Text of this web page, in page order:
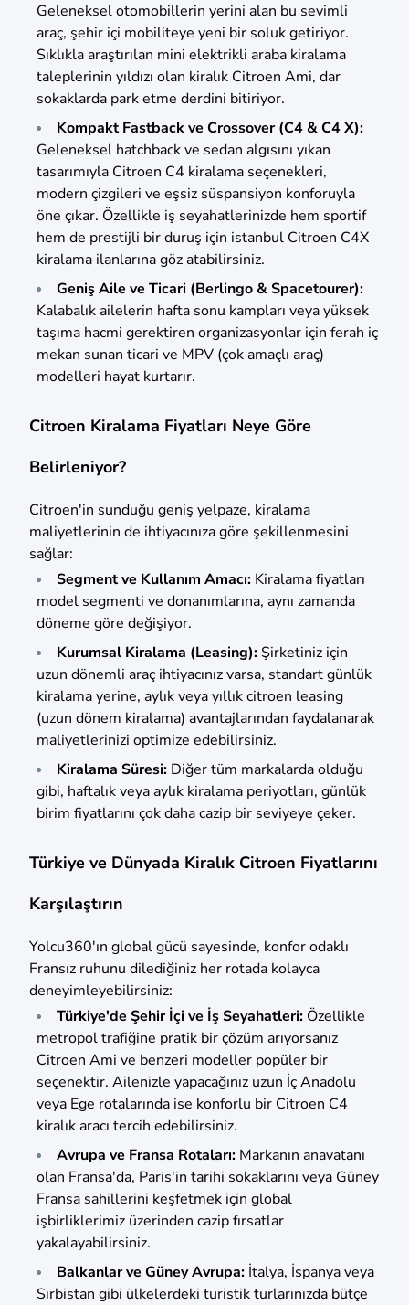
Geleneksel otomobillerin yerini alan bu sevimli
araç, şehir içi mobiliteye yeni bir soluk getiriyor.
Sıklıkla araştırılan mini elektrikli araba kiralama
taleplerinin yıldızı olan kiralık Citroen Ami, dar
sokaklarda park etme derdini bitiriyor.
Kompakt Fastback ve Crossover (C4 & C4 X):
Geleneksel hatchback ve sedan algısını yıkan
tasarımıyla Citroen C4 kiralama seçenekleri,
modern çizgileri ve eşsiz süspansiyon konforuyla
öne çıkar. Özellikle iş seyahatlerinizde hem sportif
hem de prestijli bir duruş için istanbul Citroen C4X
kiralama ilanlarına göz atabilirsiniz.
Geniş Aile ve Ticari (Berlingo & Spacetourer):
Kalabalık ailelerin hafta sonu kampları veya yüksek
taşıma hacmi gerektiren organizasyonlar için ferah iç
mekan sunan ticari ve MPV (çok amaçlı araç)
modelleri hayat kurtarır.
Citroen Kiralama Fiyatları Neye Göre
Belirleniyor?
Citroen'in sunduğu geniş yelpaze, kiralama
maliyetlerinin de ihtiyacınıza göre şekillenmesini
sağlar:
Segment ve Kullanım Amacı: Kiralama fiyatları
model segmenti ve donanımlarına, aynı zamanda
döneme göre değişiyor.
Kurumsal Kiralama (Leasing): Şirketiniz için
uzun dönemli araç ihtiyacınız varsa, standart günlük
kiralama yerine, aylık veya yıllık citroen leasing
(uzun dönem kiralama) avantajlarından faydalanarak
maliyetlerinizi optimize edebilirsiniz.
Kiralama Süresi: Diğer tüm markalarda olduğu
gibi, haftalık veya aylık kiralama periyotları, günlük
birim fiyatlarını çok daha cazip bir seviyeye çeker.
Türkiye ve Dünyada Kiralık Citroen Fiyatlarını
Karşılaştırın
Yolcu360'ın global gücü sayesinde, konfor odaklı
Fransız ruhunu dilediğiniz her rotada kolayca
deneyimleyebilirsiniz:
Türkiye'de Şehir İçi ve İş Seyahatleri: Özellikle
metropol trafiğine pratik bir çözüm arıyorsanız
Citroen Ami ve benzeri modeller popüler bir
seçenektir. Ailenizle yapacağınız uzun İç Anadolu
veya Ege rotalarında ise konforlu bir Citroen C4
kiralık aracı tercih edebilirsiniz.
Avrupa ve Fransa Rotaları: Markanın anavatanı
olan Fransa'da, Paris'in tarihi sokaklarını veya Güney
Fransa sahillerini keşfetmek için global
işbirliklerimiz üzerinden cazip fırsatlar
yakalayabilirsiniz.
Balkanlar ve Güney Avrupa: İtalya, İspanya veya
Sırbistan gibi ülkelerdeki turistik turlarınızda bütçe